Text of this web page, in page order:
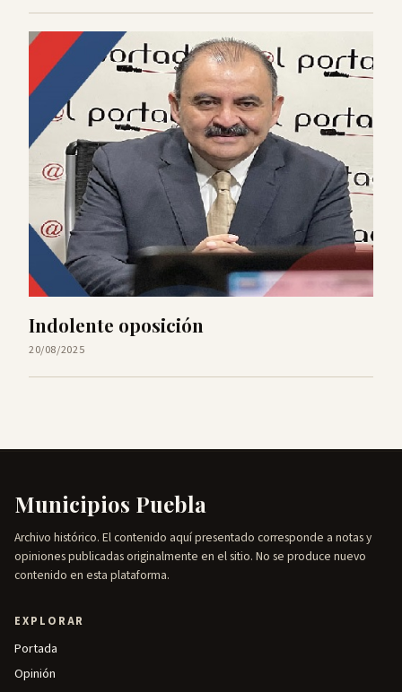
Indolente oposición
20/08/2025
Municipios Puebla
Archivo histórico. El contenido aquí presentado corresponde a notas y
opiniones publicadas originalmente en el sitio. No se produce nuevo
contenido en esta plataforma.
EXPLORAR
Portada
Opinión